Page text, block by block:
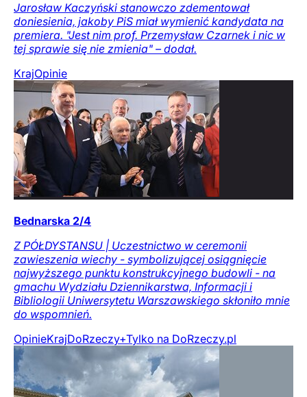
Jarosław Kaczyński stanowczo zdementował
doniesienia, jakoby PiS miał wymienić kandydata na
premiera. "Jest nim prof. Przemysław Czarnek i nic w
tej sprawie się nie zmienia" – dodał.
KrajOpinie
Bednarska 2/4
Z PÓŁDYSTANSU | Uczestnictwo w ceremonii
zawieszenia wiechy - symbolizującej osiągnięcie
najwyższego punktu konstrukcyjnego budowli - na
gmachu Wydziału Dziennikarstwa, Informacji i
Bibliologii Uniwersytetu Warszawskiego skłoniło mnie
do wspomnień.
OpinieKrajDoRzeczy+Tylko na DoRzeczy.pl